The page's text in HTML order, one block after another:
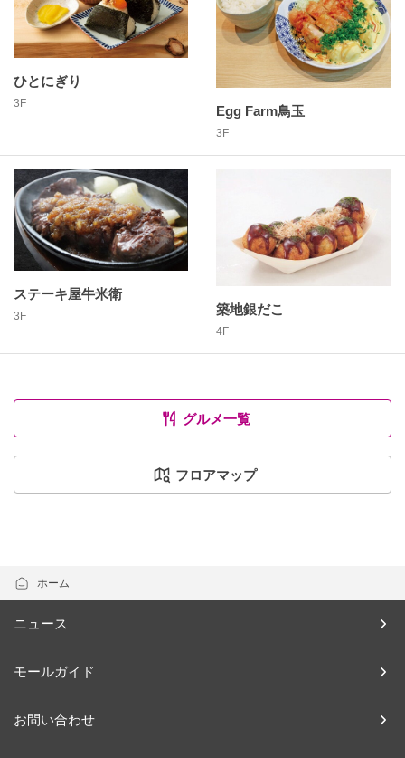
ひとにぎり
3F Egg Farm鳥玉
3F
ステーキ屋牛米衛
3F 築地銀だこ
4F
グルメ一覧
フロアマップ
ホーム
ニュース
モールガイド
お問い合わせ